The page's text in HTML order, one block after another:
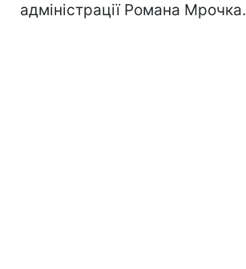
адміністрації Романа Мрочка.